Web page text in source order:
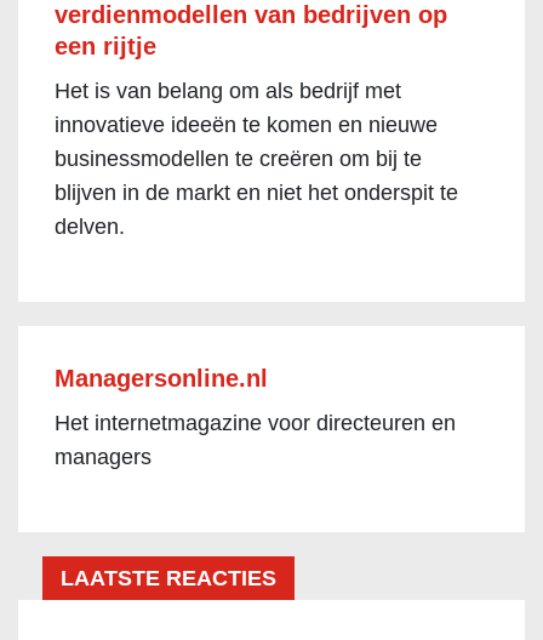
verdienmodellen van bedrijven op
een rijtje
Het is van belang om als bedrijf met
innovatieve ideeën te komen en nieuwe
businessmodellen te creëren om bij te
blijven in de markt en niet het onderspit te
delven.
Managersonline.nl
Het internetmagazine voor directeuren en
managers
LAATSTE REACTIES